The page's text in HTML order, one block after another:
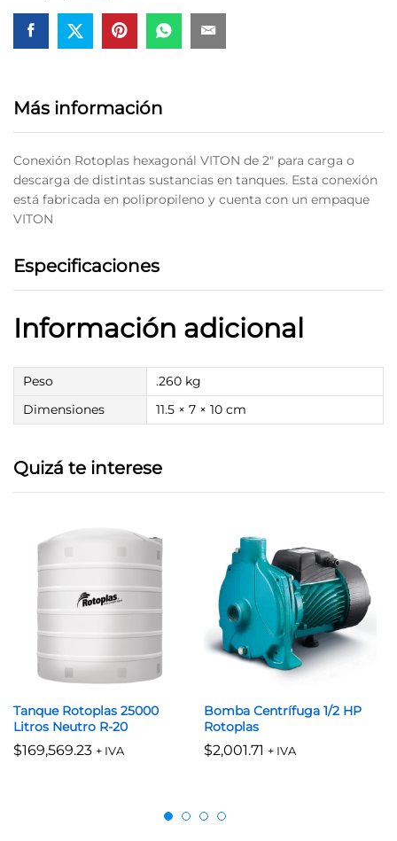
Más información
Conexión Rotoplas hexagonál VITON de 2″ para carga o
descarga de distintas sustancias en tanques. Esta conexión
está fabricada en polipropileno y cuenta con un empaque
VITON
Especificaciones
Información adicional
Peso
.260 kg
Dimensiones
11.5 × 7 × 10 cm
Quizá te interese
Tanque Rotoplas 25000
Litros Neutro R-20
$169,569.23 + IVA
Bomba Centrífuga 1/2 HP
Rotoplas
$2,001.71 + IVA